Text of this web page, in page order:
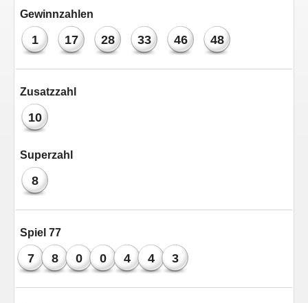
Gewinnzahlen
1 17 28 33 46 48
Zusatzzahl
10
Superzahl
8
Spiel 77
7 8 0 0 4 4 3